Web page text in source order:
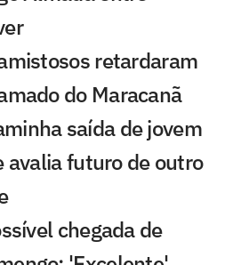
retardaram
do Maracanã
saída de jovem
avalia futuro de outro
chegada de